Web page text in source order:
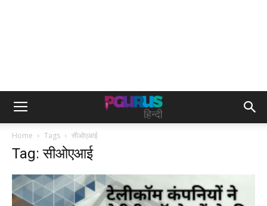
Home Tags सीओएआई
Tag: सीओएआई